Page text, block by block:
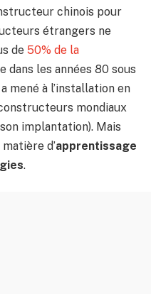
chinois pour
étrangers ne
de 50% de la
dans les années 80 sous
mené à l’installation en
mondiaux
implantation). Mais
d’apprentissage
.